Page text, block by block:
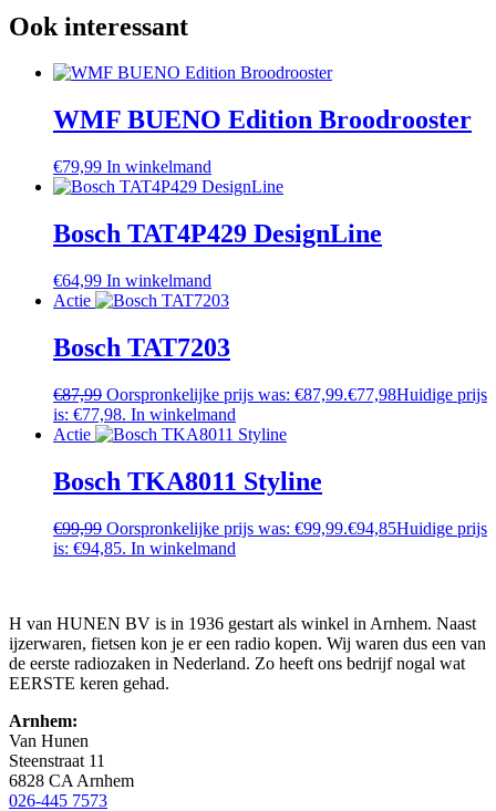
Ook interessant
WMF BUENO Edition Broodrooster
€79,99 In winkelmand
Bosch TAT4P429 DesignLine
€64,99 In winkelmand
Actie
Bosch TAT7203
€87,99 Oorspronkelijke prijs was: €87,99.€77,98Huidige prijs
is: €77,98. In winkelmand
Actie
Bosch TKA8011 Styline
€99,99 Oorspronkelijke prijs was: €99,99.€94,85Huidige prijs
is: €94,85. In winkelmand
H van HUNEN BV is in 1936 gestart als winkel in Arnhem. Naast
ijzerwaren, fietsen kon je er een radio kopen. Wij waren dus een van
de eerste radiozaken in Nederland. Zo heeft ons bedrijf nogal wat
EERSTE keren gehad.
Arnhem:
Van Hunen
Steenstraat 11
6828 CA Arnhem
026-445 7573